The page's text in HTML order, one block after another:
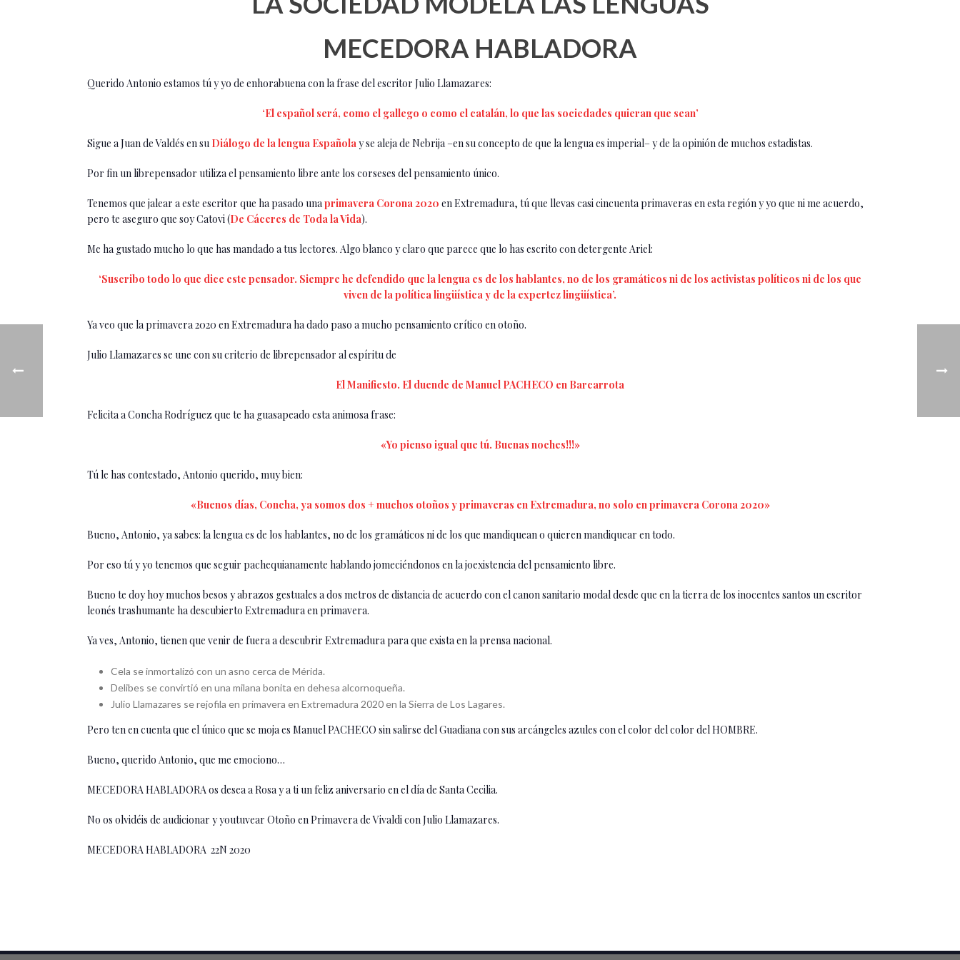
MECEDORA HABLADORA
Querido Antonio estamos tú y yo de enhorabuena con la frase del escritor Julio Llamazares:
‘El español será, como el gallego o como el catalán, lo que las sociedades quieran que sean’
Sigue a Juan de Valdés en su Diálogo de la lengua Españolay se aleja de Nebrija –en su concepto de que la lengua es imperial– y de la opinión de muchos estadistas.
Por fin un librepensador utiliza el pensamiento libre ante los corseses del pensamiento único.
Tenemos que jalear a este escritor que ha pasado unaprimavera Corona 2020 en Extremadura, tú que llevas casi cincuenta primaveras en esta región y yo que ni me acuerdo,
pero te aseguro que soy Catovi (De Cáceres de Toda la Vida).
Me ha gustado mucho lo que has mandado a tus lectores. Algo blanco y claro que parece que lo has escrito con detergente Ariel:
‘Suscribo todo lo que dice este pensador. Siempre he defendido que la lengua es de los hablantes, no de los gramáticos ni de los activistas políticos ni de los que
viven de la política lingüística y de la expertez lingüística’.
Ya veo que la primavera 2020 en Extremadura ha dado paso a mucho pensamiento crítico en otoño.
Julio Llamazares se une con su criterio de librepensador al espíritu de
El Manifiesto. El duende de Manuel PACHECO en Barcarrota
Felicita a Concha Rodríguez que te ha guasapeado esta animosa frase:
«Yo pienso igual que tú. Buenas noches!!!»
Tú le has contestado, Antonio querido, muy bien:
«Buenos días, Concha, ya somos dos + muchos otoños y primaveras en Extremadura, no solo en primavera Corona 2020»
Bueno, Antonio, ya sabes: la lengua es de los hablantes, no de los gramáticos ni de los que mandiquean o quieren mandiquear en todo.
Por eso tú y yo tenemos que seguir pachequianamente hablando jomeciéndonos en la joexistencia del pensamiento libre.
Bueno te doy hoy muchos besos y abrazos gestuales a dos metros de distancia de acuerdo con el canon sanitario modal desde que en la tierra de los inocentes santos un escritor
leonés trashumante ha descubierto Extremadura en primavera.
Ya ves, Antonio, tienen que venir de fuera a descubrir Extremadura para que exista en la prensa nacional.
Cela se inmortalizó con un asno cerca de Mérida.
Delibes se convirtió en una milana bonita en dehesa alcornoqueña.
Julio Llamazares se rejofila en primavera en Extremadura 2020 en la Sierra de Los Lagares.
Pero ten en cuenta que el único que se moja es Manuel PACHECO sin salirse del Guadiana con sus arcángeles azules con el color del color del HOMBRE.
Bueno, querido Antonio, que me emociono…
MECEDORA HABLADORA os desea a Rosa y a ti un feliz aniversario en el día de Santa Cecilia.
No os olvidéis de audicionar y youtuvear Otoño en Primavera de Vivaldi con Julio Llamazares.
MECEDORA HABLADORA 22N 2020